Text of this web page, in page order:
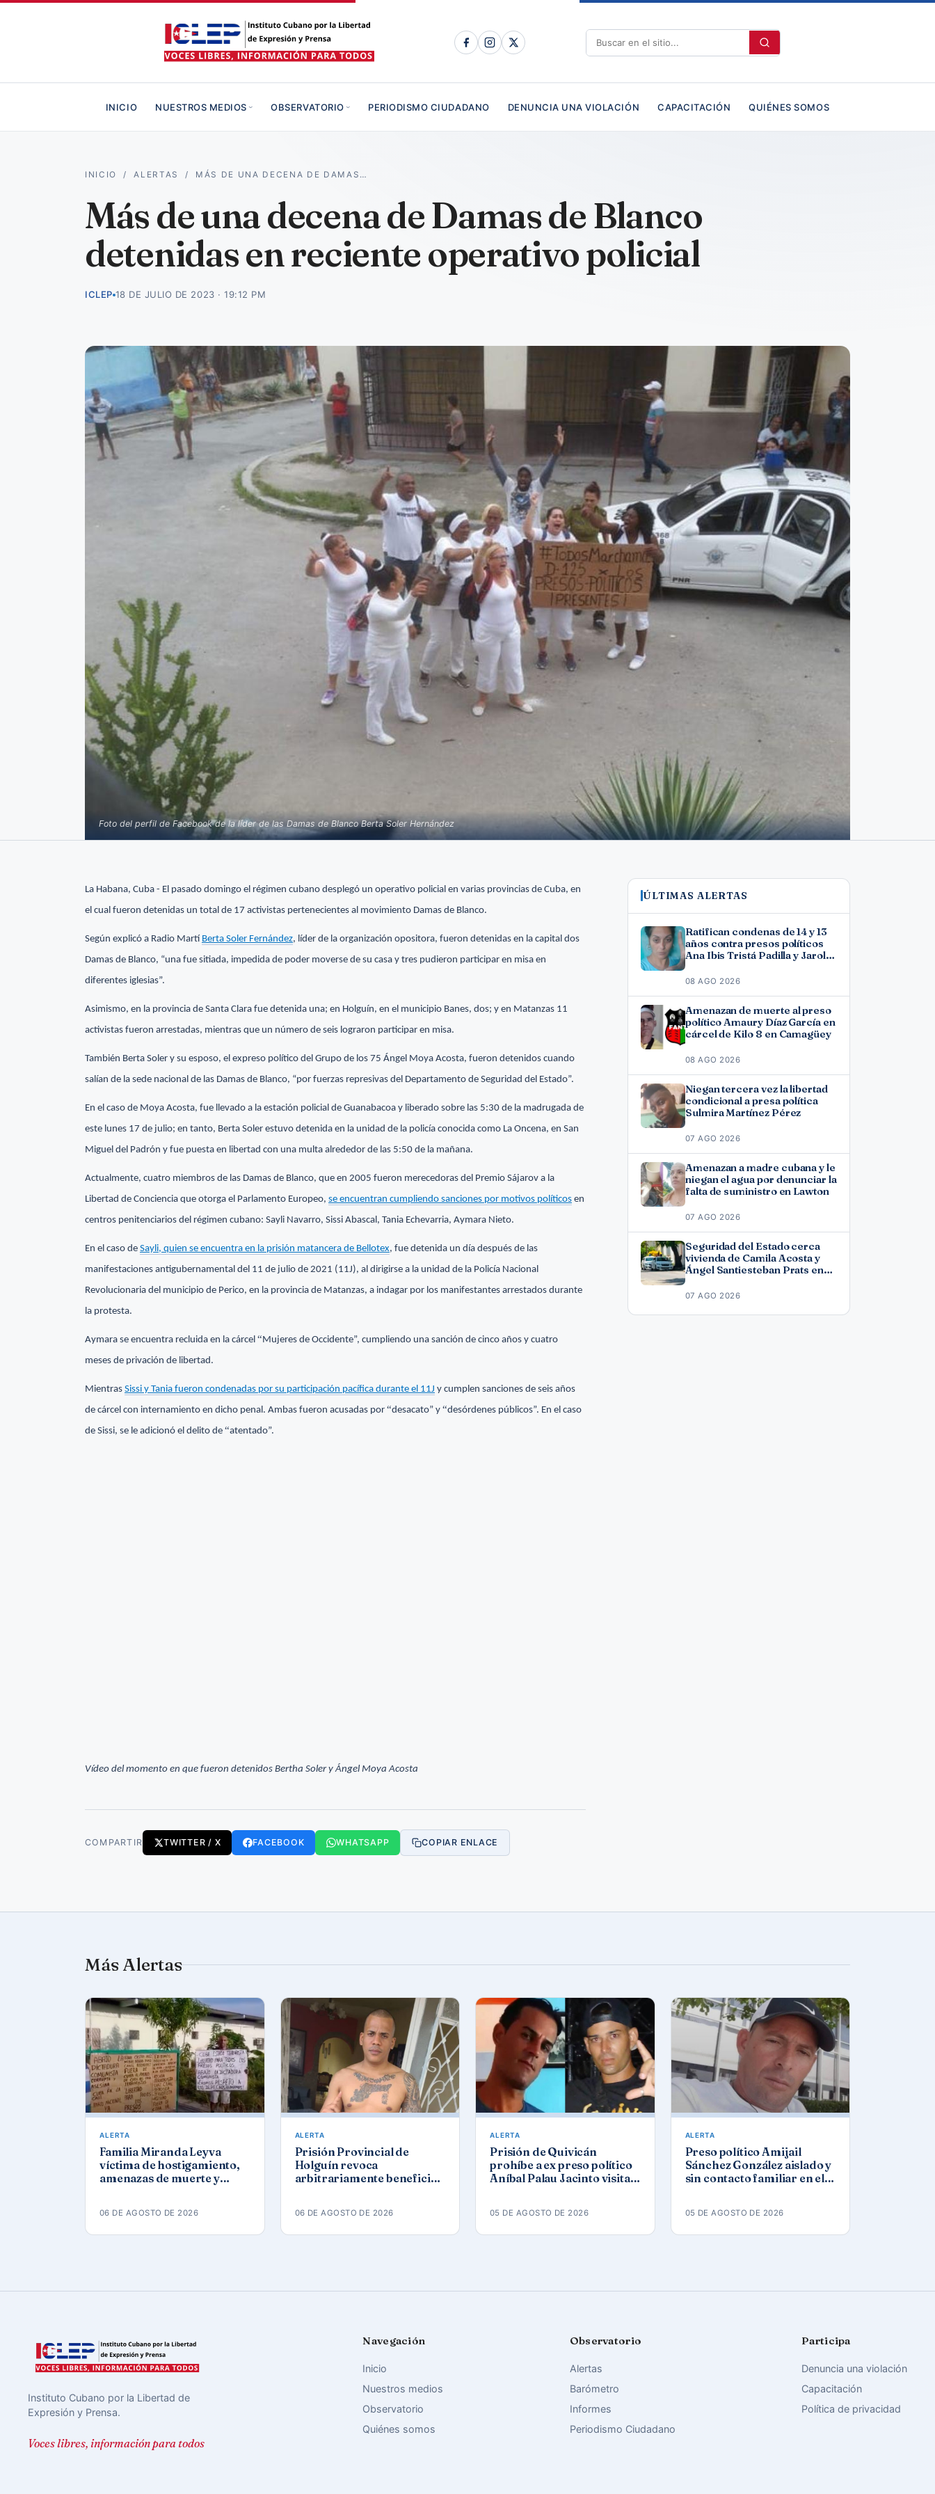
INICIO NUESTROS MEDIOS OBSERVATORIO PERIODISMO CIUDADANO DENUNCIA UNA VIOLACIÓN CAPACITACIÓN QUIÉNES SOMOS
INICIO /ALERTAS / MÁS DE UNA DECENA DE DAMAS…
Más de una decena de Damas de Blanco
detenidas en reciente operativo policial
ICLEP 18 DE JULIO DE 2023 · 19:12 PM
Foto del perfil de Facebook de la líder de las Damas de Blanco Berta Soler Hernández
La Habana, Cuba - El pasado domingo el régimen cubano desplegó un operativo policial en varias provincias de Cuba, en
el cual fueron detenidas un total de 17 activistas pertenecientes al movimiento Damas de Blanco.
Según explicó a Radio Martí Berta Soler Fernández, líder de la organización opositora, fueron detenidas en la capital dos
Damas de Blanco, “una fue sitiada, impedida de poder moverse de su casa y tres pudieron participar en misa en
diferentes iglesias”.
Asimismo, en la provincia de Santa Clara fue detenida una; en Holguín, en el municipio Banes, dos; y en Matanzas 11
activistas fueron arrestadas, mientras que un número de seis lograron participar en misa.
También Berta Soler y su esposo, el expreso político del Grupo de los 75 Ángel Moya Acosta, fueron detenidos cuando
salían de la sede nacional de las Damas de Blanco, “por fuerzas represivas del Departamento de Seguridad del Estado”.
En el caso de Moya Acosta, fue llevado a la estación policial de Guanabacoa y liberado sobre las 5:30 de la madrugada de
este lunes 17 de julio; en tanto, Berta Soler estuvo detenida en la unidad de la policía conocida como La Oncena, en San
Miguel del Padrón y fue puesta en libertad con una multa alrededor de las 5:50 de la mañana.
Actualmente, cuatro miembros de las Damas de Blanco, que en 2005 fueron merecedoras del Premio Sájarov a la
Libertad de Conciencia que otorga el Parlamento Europeo, se encuentran cumpliendo sanciones por motivos políticos en
centros penitenciarios del régimen cubano: Sayli Navarro, Sissi Abascal, Tania Echevarria, Aymara Nieto.
En el caso de Sayli, quien se encuentra en la prisión matancera de Bellotex, fue detenida un día después de las
manifestaciones antigubernamental del 11 de julio de 2021 (11J), al dirigirse a la unidad de la Policía Nacional
Revolucionaria del municipio de Perico, en la provincia de Matanzas, a indagar por los manifestantes arrestados durante
la protesta.
Aymara se encuentra recluida en la cárcel “Mujeres de Occidente”, cumpliendo una sanción de cinco años y cuatro
meses de privación de libertad.
Mientras Sissi y Tania fueron condenadas por su participación pacífica durante el 11J y cumplen sanciones de seis años
de cárcel con internamiento en dicho penal. Ambas fueron acusadas por “desacato” y “desórdenes públicos”. En el caso
de Sissi, se le adicionó el delito de “atentado”.
Vídeo del momento en que fueron detenidos Bertha Soler y Ángel Moya Acosta
COMPARTIR TWITTER / X FACEBOOK WHATSAPP COPIAR ENLACE
ÚLTIMAS ALERTAS
Ratifican condenas de 14 y 13
años contra presos políticos
Ana Ibis Tristá Padilla y Jarol
08 AGO 2026
Amenazan de muerte al preso
político Amaury Díaz García en
cárcel de Kilo 8 en Camagüey
08 AGO 2026
Niegan tercera vez la libertad
condicional a presa política
Sulmira Martínez Pérez
07 AGO 2026
Amenazan a madre cubana y le
niegan el agua por denunciar la
falta de suministro en Lawton
07 AGO 2026
Seguridad del Estado cerca
vivienda de Camila Acosta y
Ángel Santiesteban Prats en
07 AGO 2026
Más Alertas
ALERTA
Familia Miranda Leyva
víctima de hostigamiento,
amenazas de muerte y
06 DE AGOSTO DE 2026
ALERTA
Prisión Provincial de
Holguín revoca
arbitrariamente beneficios
06 DE AGOSTO DE 2026
ALERTA
Prisión de Quivicán
prohíbe a ex preso político
Aníbal Palau Jacinto visitar
05 DE AGOSTO DE 2026
ALERTA
Preso político Amijail
Sánchez González aislado y
sin contacto familiar en el
05 DE AGOSTO DE 2026
Instituto Cubano por la Libertad de
Expresión y Prensa.
Voces libres, información para todos
Navegación
Inicio
Nuestros medios
Observatorio
Quiénes somos
Observatorio
Alertas
Barómetro
Informes
Periodismo Ciudadano
Participa
Denuncia una violación
Capacitación
Política de privacidad